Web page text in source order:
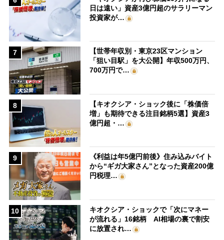
日は遠い」資産3億円超のサラリーマン
投資家が…
7
【世帯年収別・東京23区マンション
「狙い目駅」を大公開】年収500万円、
700万円で…
8
【キオクシア・ショック後に「株価倍
増」も期待できる注目銘柄5選】資産3
億円超・…
9
《利益は年5億円前後》住み込みバイト
から“ギガ大家さん”となった資産200億
円税理…
10
キオクシア・ショックで「次にマネー
が流れる」16銘柄 AI相場の裏で割安
に放置され…